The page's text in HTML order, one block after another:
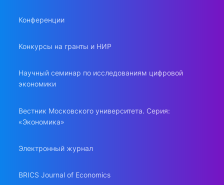
Конференции
Конкурсы на гранты и НИР
Научный семинар по исследованиям цифровой
экономики
Вестник Московского университета. Серия:
«Экономика»
Электронный журнал
BRICS Journal of Economics